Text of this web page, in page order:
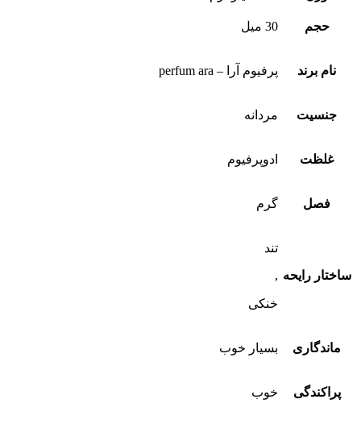
حجم
نام برند پرفیوم آرا – perfum ara
جنسیت مردانه
غلظت ادوپرفیوم
فصل گرم
رایحه
,
خنکی
ماندگاری بسیار خوب
پراکندگی خوب